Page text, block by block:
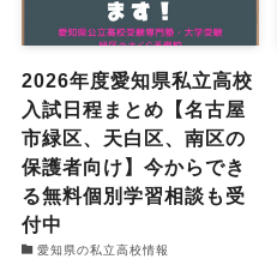
2026年度愛知県私立高校
入試日程まとめ【名古屋
市緑区、天白区、南区の
保護者向け】今からでき
る無料個別学習相談も受
付中
愛知県の私立高校情報